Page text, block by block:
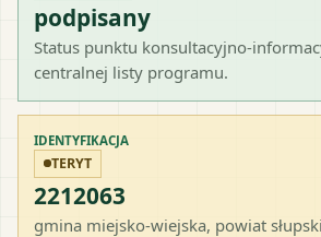
podpisany
Status punktu konsultacyjno-
centralnej listy programu.
IDENTYFIKACJA
TERYT
2212063
gmina miejsko-wiejska, powiat słupski